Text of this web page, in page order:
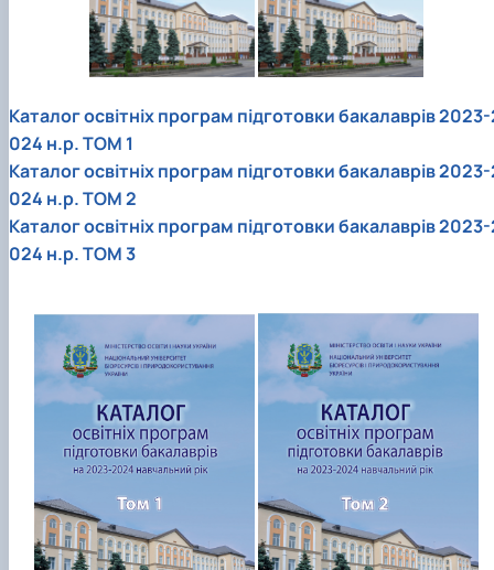
Каталог освітніх програм підготовки бакалаврів
024 н.р. ТОМ 1
Каталог освітніх програм підготовки бакалаврів
024 н.р. ТОМ 2
Каталог освітніх програм підготовки бакалаврів
024 н.р. ТОМ 3